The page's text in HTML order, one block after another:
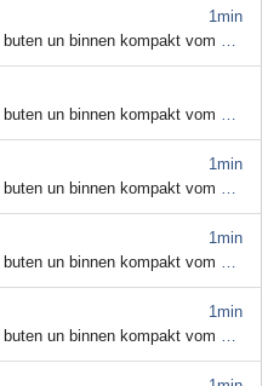
1min
buten un binnen kompakt vom 2. Juli
buten un binnen kompakt vom 1. Juli
1min
buten un binnen kompakt vom 30. Juni
1min
buten un binnen kompakt vom 29. Juni
1min
buten un binnen kompakt vom 26. Juni